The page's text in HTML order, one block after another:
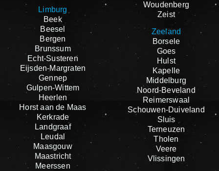
Limburg
Beek
Beesel
Bergen
Brunssum
Echt-Susteren
Eijsden-Margraten
Gennep
Gulpen-Wittem
Heerlen
Horst aan de Maas
Kerkrade
Landgraaf
Leudal
Maasgouw
Maastricht
Meerssen
Woudenberg
Zeist
Zeeland
Borsele
Goes
Hulst
Kapelle
Middelburg
Noord-Beveland
Reimerswaal
Schouwen-Duiveland
Sluis
Terneuzen
Tholen
Veere
Vlissingen